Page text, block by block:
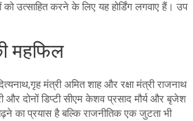
उत्साहित करने के लिए यह होर्डिंग लगवाए हैं। उप
महफिल
मंत्री अमित शाह और रक्षा मंत्री राजनाथ
दोनों डिप्टी सीएम केशव प्रसाद मौर्य और बृजेश
का प्रयास है बल्कि राजनीतिक एक जुटता भी